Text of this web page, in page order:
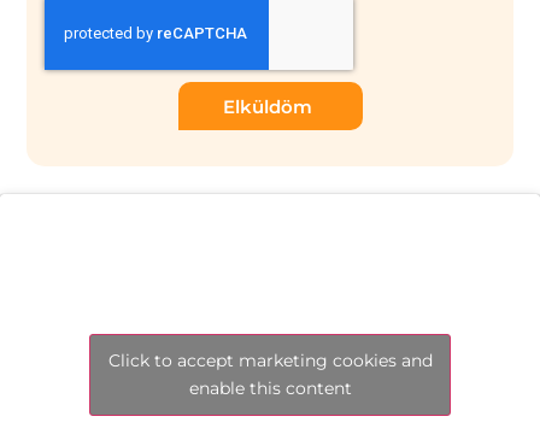
Elküldöm
Click to accept marketing cookies and
enable this content